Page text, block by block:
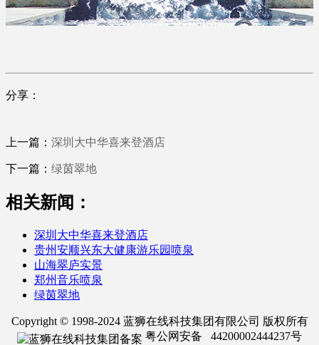
分享：
上一篇： 深圳大中华喜来登酒店
下一篇： 绿茵翠地
相关新闻：
深圳大中华喜来登酒店
贵州安顺兴东大健康游乐园喷泉
山海翠庐实景
郑州音乐喷泉
绿茵翠地
Copyright © 1998-2024 蓝狮在线科技集团有限公司 版权所有
粤公网安备 44200002444237号